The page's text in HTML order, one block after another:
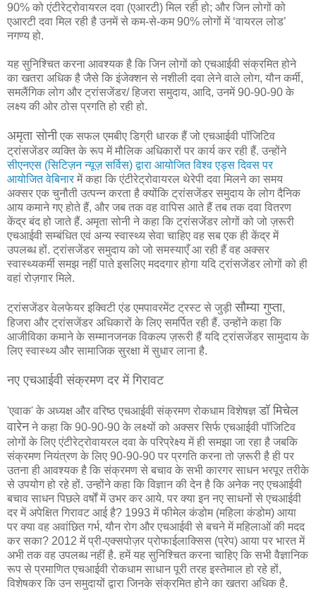
90% को एंटीरेट्रोवायरल दवा (एआरटी) मिल रही हो; और जिन लोगों को
एआरटी दवा मिल रही है उनमें से कम-से-कम 90% लोगों में ‘वायरल लोड’
नगण्य हो.
यह सुनिश्चित करना आवश्यक है कि जिन लोगों को एचआईवी संक्रमित होने
का खतरा अधिक है जैसे कि इंजेक्शन से नशीली दवा लेने वाले लोग, यौन कर्मी,
समलैंगिक लोग और ट्रांसजेंडर/ हिजरा समुदाय, आदि, उनमें 90-90-90 के
लक्ष्य की ओर ठोस प्रगति हो रही हो.
अमृता सोनीएक सफल एमबीए डिग्री धारक हैं जो एचआईवी पॉजिटिव
ट्रांसजेंडर व्यक्ति के रूप में मौलिक अधिकारों पर कार्य कर रही हैं. उन्होंने
सीएनएस (सिटिज़न न्यूज़ सर्विस) द्वारा आयोजित विश्व एड्स दिवस पर
आयोजित वेबिनार में कहा कि एंटीरेट्रोवायरल थेरेपी दवा मिलने का समय
अक्सर एक चुनौती उत्पन्न करता है क्योंकि ट्रांसजेंडर समुदाय के लोग दैनिक
आय कमाने गए होते हैं, और जब तक वह वापिस आते हैं तब तक दवा वितरण
केंद्र बंद हो जाते हैं. अमृता सोनी ने कहा कि ट्रांसजेंडर लोगों को जो ज़रूरी
एचआईवी सम्बंधित एवं अन्य स्वास्थ्य सेवा चाहिए वह सब एक ही केंद्र में
उपलब्ध हों. ट्रांसजेंडर समुदाय को जो समस्याएँ आ रही हैं वह अक्सर
स्वास्थ्यकर्मी समझ नहीं पाते इसलिए मददगार होगा यदि ट्रांसजेंडर लोगों को ही
वहां रोज़गार मिले.
ट्रांसजेंडर वेलफेयर इक्विटी एंड एमपावरमेंट ट्रस्ट से जुड़ीसौम्या गुप्ता,
हिजरा और ट्रांसजेंडर अधिकारों के लिए समर्पित रही हैं. उन्होंने कहा कि
आजीविका कमाने के सम्मानजनक विकल्प ज़रूरी हैं यदि ट्रांसजेंडर सामुदाय के
लिए स्वास्थ्य और सामाजिक सुरक्षा में सुधार लाना है.
नए एचआईवी संक्रमण दर में गिरावट
'एवाक' के अध्यक्ष और वरिष्ठ एचआईवी संक्रमण रोकधाम विशेषज्ञडॉ मिचेल
वारेनने कहा कि 90-90-90 के लक्ष्यों को अक्सर सिर्फ एचआईवी पॉजिटिव
लोगों के लिए एंटीरेट्रोवायरल दवा के परिप्रेक्ष्य में ही समझा जा रहा है जबकि
संक्रमण नियंत्रण के लिए 90-90-90 पर प्रगति करना तो ज़रूरी है ही पर
उतना ही आवश्यक है कि संक्रमण से बचाव के सभी कारगर साधन भरपूर तरीके
से उपयोग हो रहे हों. उन्होंने कहा कि विज्ञान की देन है कि अनेक नए एचआईवी
बचाव साधन पिछले वर्षों में उभर कर आये. पर क्या इन नए साधनों से एचआईवी
दर में अपेक्षित गिरावट आई है? 1993 में फीमेल कंडोम (महिला कंडोम) आया
पर क्या वह अवांछित गर्भ, यौन रोग और एचआईवी से बचने में महिलाओं की मदद
कर सका? 2012 में प्री-एक्सपोज़र प्रोफाईलाक्सिस (प्रेप) आया पर भारत में
अभी तक वह उपलब्ध नहीं है. हमें यह सुनिश्चित करना चाहिए कि सभी वैज्ञानिक
रूप से प्रमाणित एचआईवी रोकधाम साधान पूरी तरह इस्तेमाल हो रहे हों,
विशेषकर कि उन समुदायों द्वारा जिनके संक्रमित होने का खतरा अधिक है.